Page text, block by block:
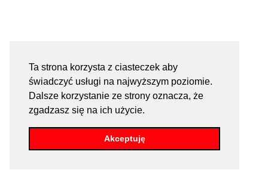
Ta strona korzysta z ciasteczek aby
świadczyć usługi na najwyższym poziomie.
Dalsze korzystanie ze strony oznacza, że
zgadzasz się na ich użycie.
Akceptuję